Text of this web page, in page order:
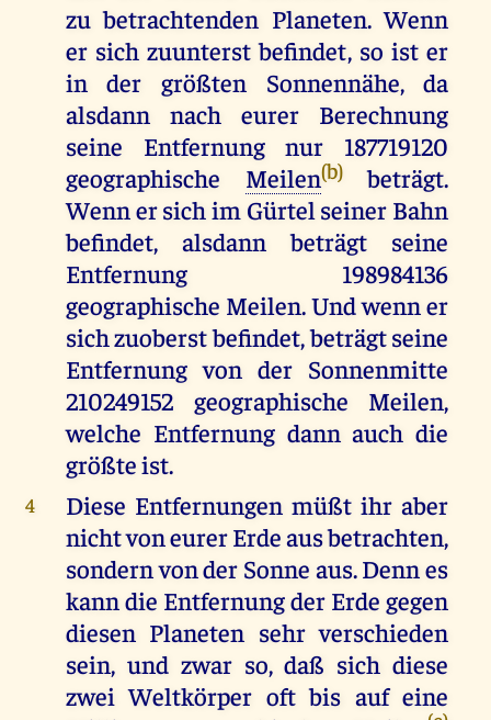
zu betrachtenden Planeten. Wenn
er sich zuunterst befindet, so ist er
in der größten Sonnennähe, da
alsdann nach eurer Berechnung
seine Entfernung nur 187719120
geographische Meilen(b)beträgt.
Wenn er sich im Gürtel seiner Bahn
befindet, alsdann beträgt seine
Entfernung 198984136
geographische Meilen. Und wenn er
sich zuoberst befindet, beträgt seine
Entfernung von der Sonnenmitte
210249152 geographische Meilen,
welche Entfernung dann auch die
größte ist.
4
Diese Entfernungen müßt ihr aber
nicht von eurer Erde aus betrachten,
sondern von der Sonne aus. Denn es
kann die Entfernung der Erde gegen
diesen Planeten sehr verschieden
sein, und zwar so, daß sich diese
zwei Weltkörper oft bis auf eine